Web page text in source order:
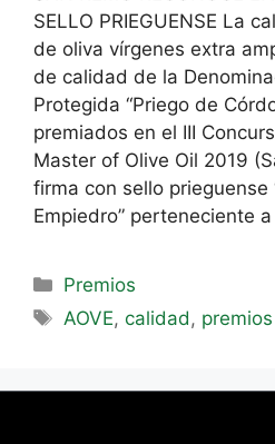
SELLO PRIEGUENSE La
de oliva vírgenes extra
de calidad de la
Protegida “Priego de
premiados en el III
Master of Olive Oil 2019
firma con sello prieguense
Empiedro” perteneciente
Premios
AOVE,calidad , premios